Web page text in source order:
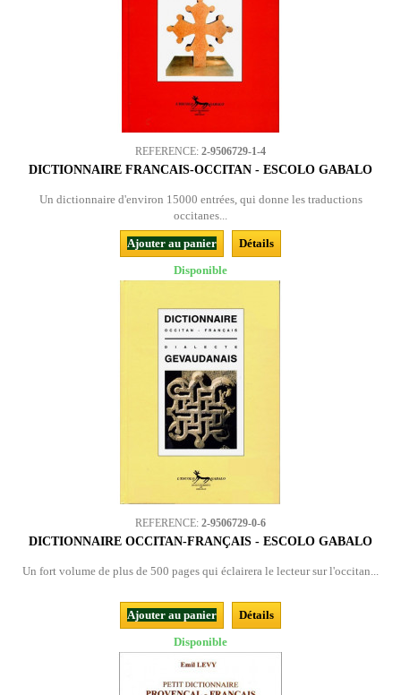
REFERENCE: 2-9506729-1-4
DICTIONNAIRE FRANCAIS-OCCITAN - ESCOLO GABALO
Un dictionnaire d'environ 15000 entrées, qui donne les traductions
occitanes...
Ajouter au panier
Détails
Disponible
REFERENCE: 2-9506729-0-6
DICTIONNAIRE OCCITAN-FRANÇAIS - ESCOLO GABALO
Un fort volume de plus de 500 pages qui éclairera le lecteur sur l'occitan...
Ajouter au panier
Détails
Disponible